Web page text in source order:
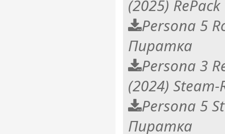
(2025) RePack
Persona 5
Пиратка
Persona 3
(2024) Steam-
Persona 5
Пиратка